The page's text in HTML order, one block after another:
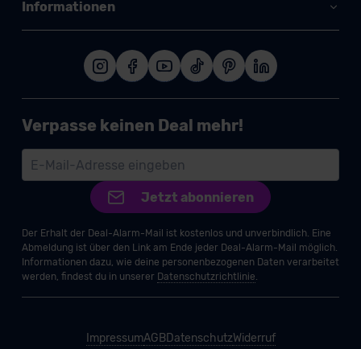
Informationen
Verpasse keinen Deal mehr!
Jetzt abonnieren
Der Erhalt der Deal-Alarm-Mail ist kostenlos und unverbindlich. Eine
Abmeldung ist über den Link am Ende jeder Deal-Alarm-Mail möglich.
Informationen dazu, wie deine personenbezogenen Daten verarbeitet
werden, findest du in unserer Datenschutzrichtlinie.
ImpressumAGBDatenschutzWiderruf